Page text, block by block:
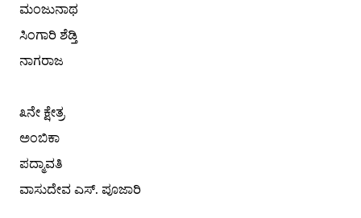
ಮಂಜುನಾಥ
ಸಿಂಗಾರಿ ಶೆಡ್ತಿ
ನಾಗರಾಜ
೩ನೇ ಕ್ಷೇತ್ರ
ಅಂಬಿಕಾ
ಪದ್ಮಾವತಿ
ವಾಸುದೇವ ಎಸ್. ಪೂಜಾರಿ